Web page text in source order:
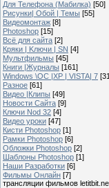
Для Телефона (Мабилка) [50]
Рисунки| Обой | Темы [55]
Видеомонтаж [8]
Photoshop [15]
Всё для сайта [2]
Кряки | Kлючи | SN [4]
Мультфильмы [45]
Книги |Журналы [161]
Windows \OC |XP | VISTA| 7
Разное [61]
Видео |Клипы [49]
Новости Сайта [9]
Ключи Nod 32 [4]
Видео уроки [47]
Кисти Photoshop [1]
Рамки Photoshop [6]
Обложки Photoshop [2]
Шаблоны Photoshop [1]
Наши Разработки [6]
Фильмы Онлайн [7]
трансляции фильмов